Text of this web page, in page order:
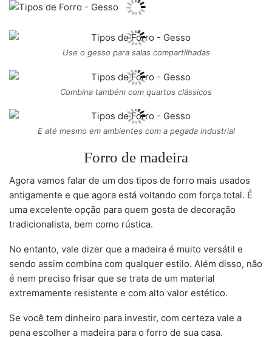
Use o gesso para salas compartilhadas
Combina também com quartos clássicos
E até mesmo em ambientes com a pegada industrial
Forro de madeira
Agora vamos falar de um dos tipos de forro mais usados
antigamente e que agora está voltando com força total. É
uma excelente opção para quem gosta de decoração
tradicionalista, bem como rústica.
No entanto, vale dizer que a madeira é muito versátil e
sendo assim combina com qualquer estilo. Além disso, não
é nem preciso frisar que se trata de um material
extremamente resistente e com alto valor estético.
Se você tem dinheiro para investir, com certeza vale a
pena escolher a madeira para o forro de sua casa.